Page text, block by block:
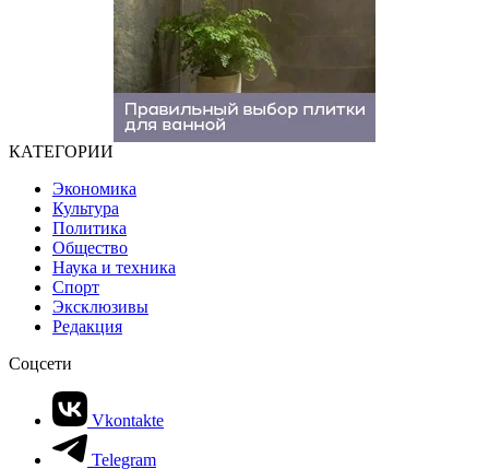
КАТЕГОРИИ
Экономика
Культура
Политика
Общество
Наука и техника
Спорт
Эксклюзивы
Редакция
Соцсети
Vkontakte
Telegram